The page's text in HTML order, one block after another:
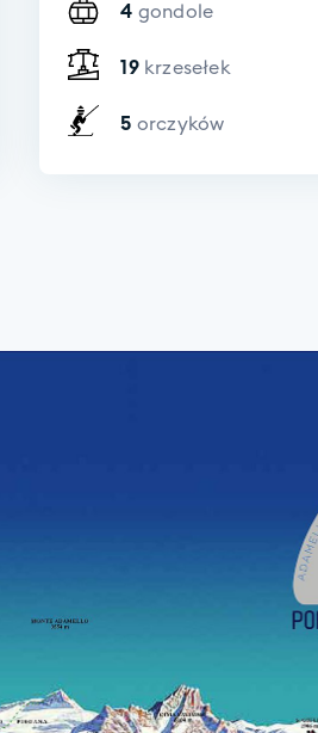
4 gondole
19 krzesełek
5 orczyków